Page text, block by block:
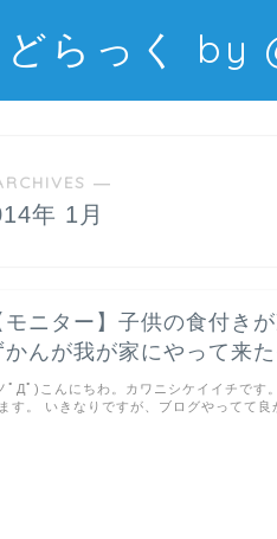
どらっく by
―
年 1月
モニター】子供の食付き
かんが我が家にやって来た
ﾟДﾟ)こんにちわ。カワニシケイイチです
す。 いきなりですが、ブログやってて良